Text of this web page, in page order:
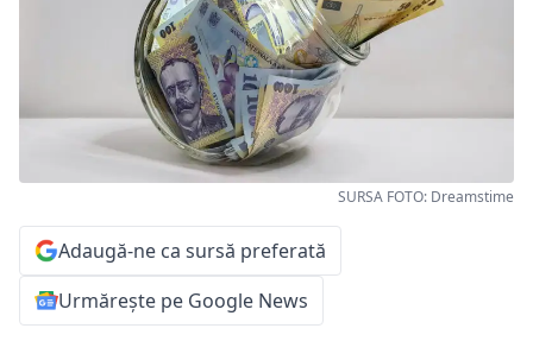
SURSA FOTO: Dreamstime
Adaugă-ne ca sursă preferată
Urmărește pe Google News